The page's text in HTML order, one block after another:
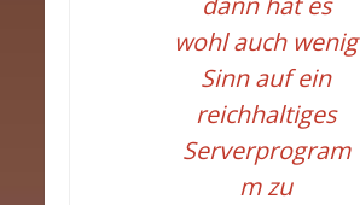
wohl auch wenig
Sinn auf ein
reichhaltiges
Serverprogram
m zu